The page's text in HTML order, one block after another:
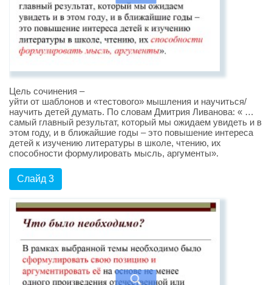
Цель сочинения –
уйти от шаблонов и «тестового» мышления и научиться/
научить детей думать. По словам Дмитрия Ливанова: « …
самый главный результат, который мы ожидаем увидеть и в
этом году, и в ближайшие годы – это повышение интереса
детей к изучению литературы в школе, чтению, их
способности формулировать мысль, аргументы».
Слайд 3